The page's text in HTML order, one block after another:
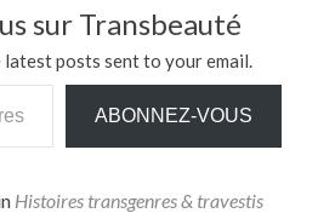
sur Transbeauté
posts sent to your email.
ABONNEZ-VOUS
Histoires transgenres & travestis